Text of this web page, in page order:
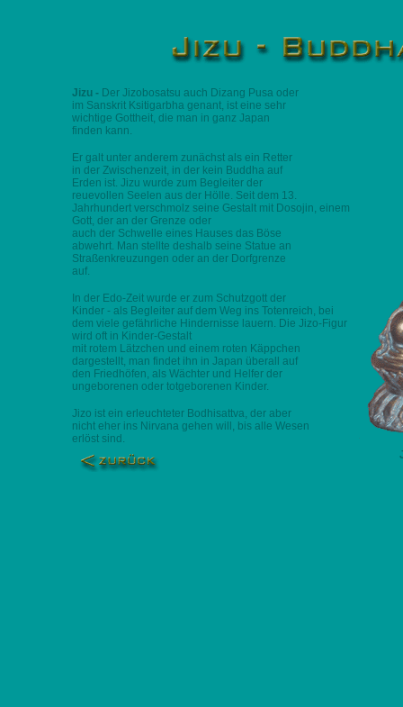
Jizu - Der Jizobosatsu auch Dizang Pusa oder
im Sanskrit Ksitigarbha genant, ist eine sehr
wichtige Gottheit, die man in ganz Japan
finden kann.
Er galt unter anderem zunächst als ein Retter
in der Zwischenzeit, in der kein Buddha auf
Erden ist. Jizu wurde zum Begleiter der
reuevollen Seelen aus der Hölle. Seit dem 13.
Jahrhundert verschmolz seine Gestalt mit Dosojin, einem
Gott, der an der Grenze oder
auch der Schwelle eines Hauses das Böse
abwehrt. Man stellte deshalb seine Statue an
Straßenkreuzungen oder an der Dorfgrenze
auf.
In der Edo-Zeit wurde er zum Schutzgott der
Kinder - als Begleiter auf dem Weg ins Totenreich, bei
dem viele gefährliche Hindernisse lauern. Die Jizo-Figur
wird oft in Kinder-Gestalt
mit rotem Lätzchen und einem roten Käppchen
dargestellt, man findet ihn in Japan überall auf
den Friedhöfen, als Wächter und Helfer der
ungeborenen oder totgeborenen Kinder.
Jizo ist ein erleuchteter Bodhisattva, der aber
nicht eher ins Nirvana gehen will, bis alle Wesen
erlöst sind.